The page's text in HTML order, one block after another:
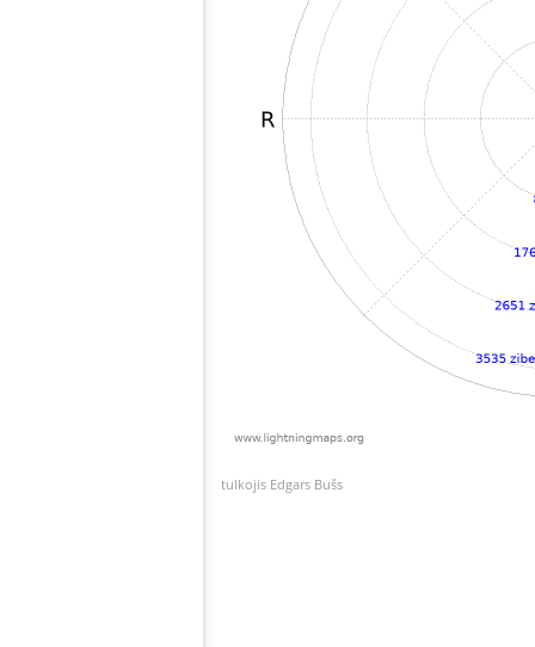
tulkojis Edgars Bušs